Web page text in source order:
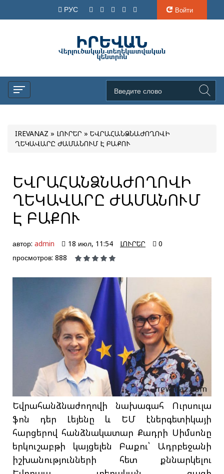
РУС Войти
IREVANAZ » ԼՈՒՐԵՐ » ԵՎՐԱՀԱՆՁՆԱԺՈՂՈՎԻ
ՂԵԿԱՎԱՐԸ ԺԱՄԱՆՈՒՄ Է ԲԱՔՈՒ
ԵՎՐԱՀԱՆՁՆԱԺՈՂՈՎԻ
ՂԵԿԱՎԱՐԸ ԺԱՄԱՆՈՒՄ
Է ԲԱՔՈՒ
автор: admin 18 июл, 11:54 ԼՈՒՐԵՐ
0
просмотров: 888
Եվրահանձնաժողովի նախագահ Ուրսուլա
ֆոն դեր Լեյենը և ԵՄ էներգետիկայի
հարցերով հանձնակատար Քադրի Սիմսոնը
երկուշաբթի կայցելեն Բաքու՝ Ադրբեջանի
իշխանությունների հետ քննարկելու